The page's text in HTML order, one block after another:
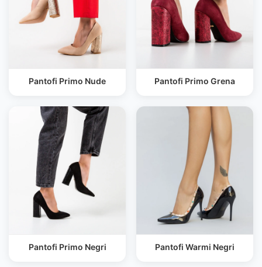
Pantofi Primo Nude Pantofi Primo Grena
Pantofi Primo Negri Pantofi Warmi Negri